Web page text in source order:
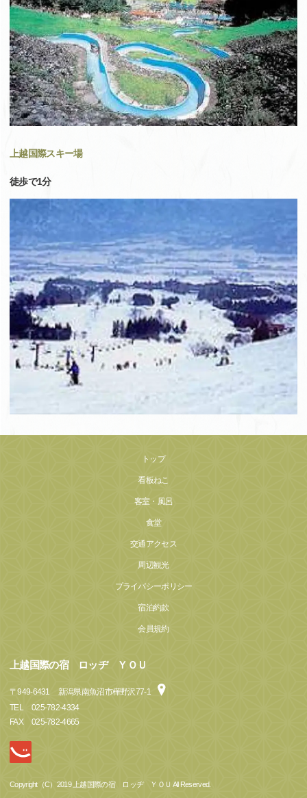
上越国際スキー場
徒歩で1分
トップ
看板ねこ
客室・風呂
食堂
交通アクセス
周辺観光
プライバシーポリシー
宿泊約款
会員規約
上越国際の宿 ロッヂ ＹＯＵ
〒949-6431
新潟県南魚沼市樺野沢77-1
TEL
025-782-4334
FAX
025-782-4665
Copyright（C）2019 上越国際の宿 ロッヂ ＹＯＵ All Reserved.